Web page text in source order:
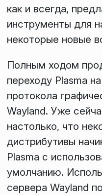
как и всегда,
инструменты для
некоторые новые
Полным ходом
переходу Plasma
протокола
Wayland. Уже
настолько, что
дистрибутивы
Plasma с
умолчанию.
сервера Wayland